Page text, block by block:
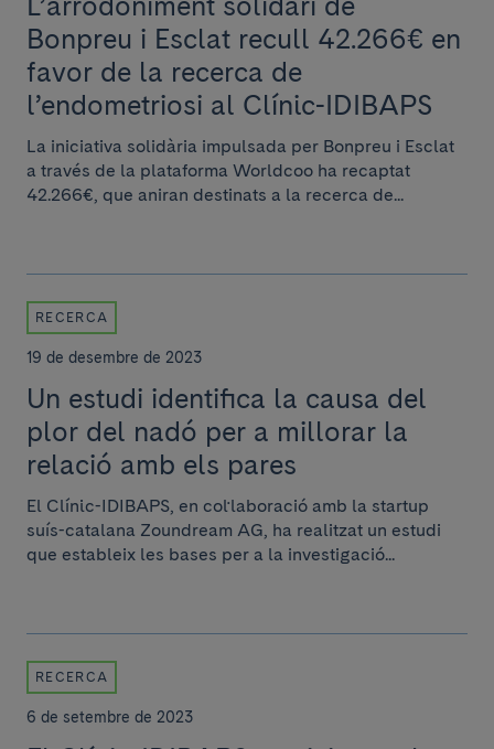
Bonpreu i Esclat recull 42.266€ en
favor de la recerca de
l’endometriosi al Clínic-IDIBAPS
La iniciativa solidària impulsada per Bonpreu i Esclat
a través de la plataforma Worldcoo ha recaptat
42.266€, que aniran destinats a la recerca de...
RECERCA
19 de desembre de 2023
Un estudi identifica la causa del
plor del nadó per a millorar la
relació amb els pares
El Clínic-IDIBAPS, en col·laboració amb la startup
suís-catalana Zoundream AG, ha realitzat un estudi
que estableix les bases per a la investigació...
RECERCA
6 de setembre de 2023